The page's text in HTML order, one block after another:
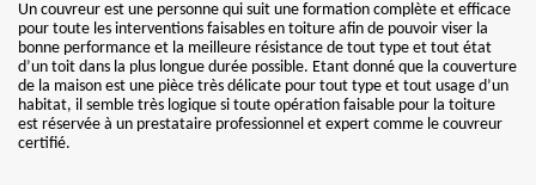
Un couvreur est une personne qui suit une formation complète et efficace
pour toute les interventions faisables en toiture afin de pouvoir viser la
bonne performance et la meilleure résistance de tout type et tout état
d’un toit dans la plus longue durée possible. Etant donné que la couverture
de la maison est une pièce très délicate pour tout type et tout usage d’un
habitat, il semble très logique si toute opération faisable pour la toiture
est réservée à un prestataire professionnel et expert comme le couvreur
certifié.